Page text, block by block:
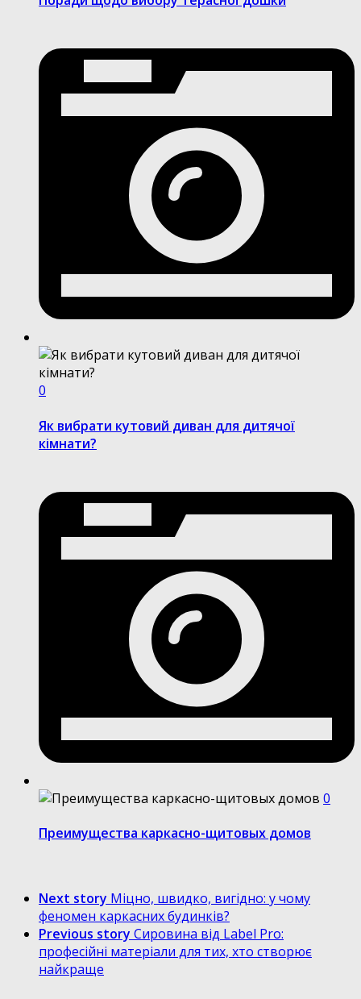
0
Як вибрати кутовий диван для дитячої
кімнати?
0
Преимущества каркасно-щитовых домов
Next story Міцно, швидко, вигідно: у чому
феномен каркасних будинків?
Previous story Сировина від Label Pro:
професійні матеріали для тих, хто створює
найкраще